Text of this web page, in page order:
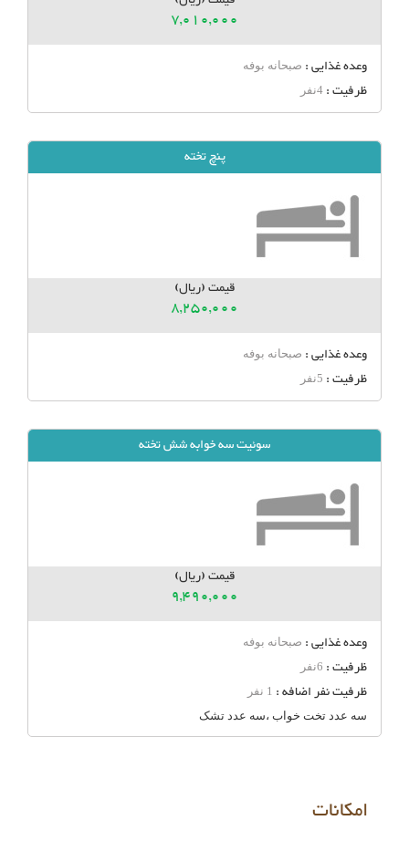
7,010,000
وعده غذایی : صبحانه بوفه
ظرفیت : 4نفر
پنچ تخته
قیمت (ریال)
8,250,000
وعده غذایی : صبحانه بوفه
ظرفیت : 5نفر
سوئیت سه خوابه شش تخته
قیمت (ریال)
9,490,000
وعده غذایی : صبحانه بوفه
ظرفیت : 6نفر
ظرفیت نفر اضافه : 1 نفر
سه عدد تخت خواب ،سه عدد تشک
امکانات